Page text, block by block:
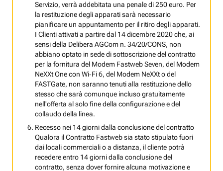
Servizio, verrà addebitata una penale di 250 euro. Per
la restituzione degli apparati sarà necessario
pianificare un appuntamento per il ritiro degli apparati.
I Clienti attivati a partire dal 14 dicembre 2020 che, ai
sensi della Delibera AGCom n. 34/20/CONS, non
abbiano optato in sede di sottoscrizione del contratto
per la fornitura del Modem Fastweb Seven, del Modem
NeXXt One con Wi‑Fi 6, del Modem NeXXt o del
FASTGate, non saranno tenuti alla restituzione dello
stesso che sarà comunque incluso gratuitamente
nell'offerta al solo fine della configurazione e del
collaudo della linea.
Recesso nei 14 giorni dalla conclusione del contratto
Qualora il Contratto Fastweb sia stato stipulato fuori
dai locali commerciali o a distanza, il cliente potrà
recedere entro 14 giorni dalla conclusione del
contratto, senza dover fornire alcuna motivazione e